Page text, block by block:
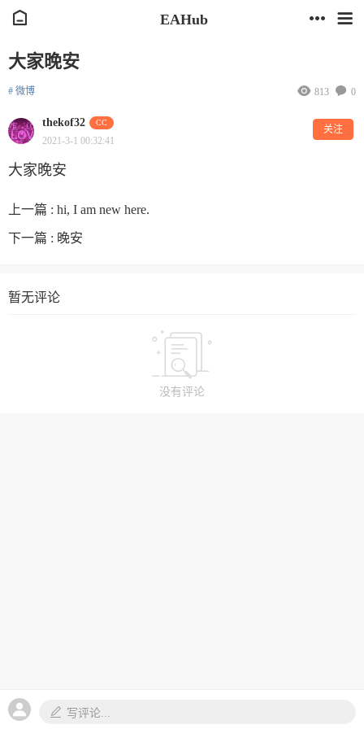
EAHub
大家晚安
# 微博 0
813
thekof32 CC
2021-3-1 00:32:41
关注
大家晚安
上一篇 : hi, I am new here.
下一篇 : 晚安
暂无评论
没有评论
写评论...